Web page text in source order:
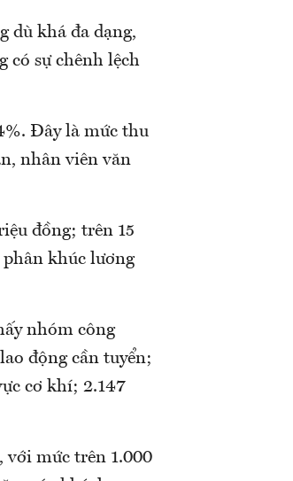
dù khá đa dạng,
có sự chênh lệch
Đây là mức thu
nhân viên văn
đồng; trên 15
phân khúc lương
nhóm công
động cần tuyển;
cơ khí; 2.147
với mức trên 1.000